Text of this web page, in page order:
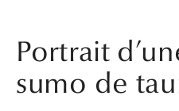
Portrait
sumo de